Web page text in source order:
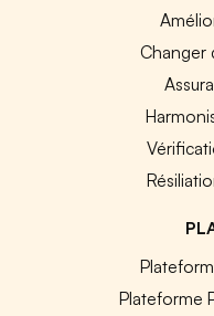
Changer
Plateforme